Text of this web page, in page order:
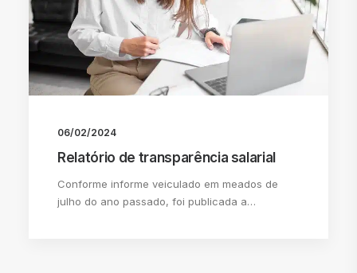
06/02/2024
Relatório de transparência salarial
Conforme informe veiculado em meados de
julho do ano passado, foi publicada a…